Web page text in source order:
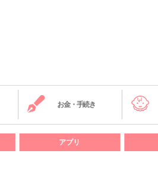
お金・手続き
アプリ